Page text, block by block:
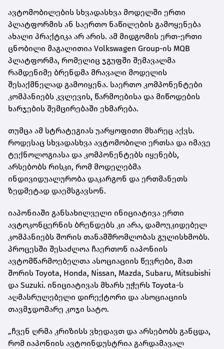
ავტომობილების სხვადასხვა მოდელში ერთი
პლატფორმის ან საერთო ნაწილების გამოყენება
ახალი პრაქტიკა არ არის. ამ მიდგომის ერთ-ერთი
ცნობილი მაგალითია Volkswagen Group-ის MQB
პლატფორმა, რომელიც ჯგუფში შემავალმა
რამდენიმე ბრენდმა მრავალი მოდელის
შესაქმნელად გამოიყენა. საერთო კომპონენტები
კომპანიებს კვლევის, წარმოებისა და მიწოდების
ხარჯების შემცირებაში ეხმარება.
თუმცა ამ სტრატეგიას უარყოფითი მხარეც აქვს.
როდესაც სხვადასხვა ავტომობილი ერთსა და იმავე
ტექნოლოგიასა და კომპონენტებს იყენებს,
არსებობს რისკი, რომ მოდელებმა
ინდივიდუალურობა დაკარგონ და ერთმანეთს
ზედმეტად დაემსგავსონ.
იაპონიაში განსახილველი ინიციატივა ერთი
ავტოკონცერნის ბრენდებს კი არა, დამოუკიდებელ
კომპანიებს შორის თანამშრომლობას გულისხმობს.
პროცესში შესაძლოა ჩაერთონ იაპონიის
ავტომწარმოებელთა ასოციაციის წევრები, მათ
შორის Toyota, Honda, Nissan, Mazda, Subaru, Mitsubishi
და Suzuki. ინიციატივას მხარს უჭერს Toyota-ს
აღმასრულებელი დირექტორი და ასოციაციის
თავმჯდომარე კოჯი სატო.
„ჩვენ ღრმა კრიზისს ვხედავთ და არსებობს განცდა,
რომ იაპონიის ავტოინდუსტრია გარდამავალ